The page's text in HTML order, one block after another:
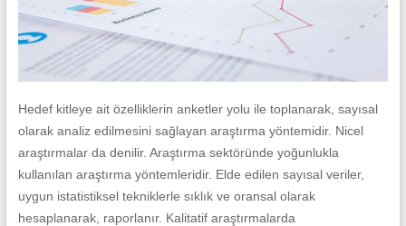
Hedef kitleye ait özelliklerin anketler yolu ile toplanarak, sayısal
olarak analiz edilmesini sağlayan araştırma yöntemidir. Nicel
araştırmalar da denilir. Araştırma sektöründe yoğunlukla
kullanılan araştırma yöntemleridir. Elde edilen sayısal veriler,
uygun istatistiksel tekniklerle sıklık ve oransal olarak
hesaplanarak, raporlanır. Kalitatif araştırmalarda